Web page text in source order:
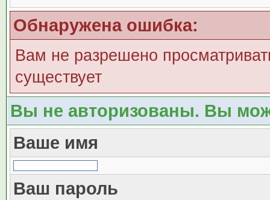
Обнаружена ошибка:
Вам не разрешено
существует
Вы не авторизованы. Вы
Ваше имя
Ваш пароль